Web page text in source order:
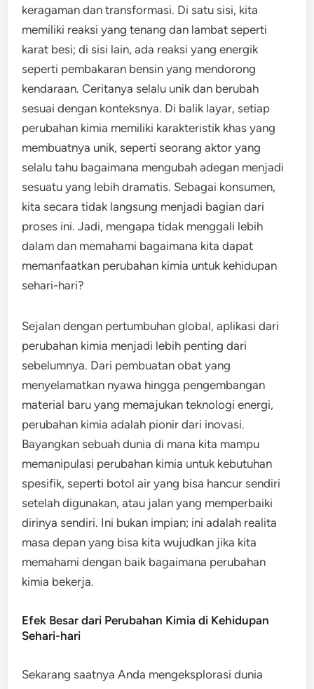
keragaman dan transformasi. Di satu sisi, kita
memiliki reaksi yang tenang dan lambat seperti
karat besi; di sisi lain, ada reaksi yang energik
seperti pembakaran bensin yang mendorong
kendaraan. Ceritanya selalu unik dan berubah
sesuai dengan konteksnya. Di balik layar, setiap
perubahan kimia memiliki karakteristik khas yang
membuatnya unik, seperti seorang aktor yang
selalu tahu bagaimana mengubah adegan menjadi
sesuatu yang lebih dramatis. Sebagai konsumen,
kita secara tidak langsung menjadi bagian dari
proses ini. Jadi, mengapa tidak menggali lebih
dalam dan memahami bagaimana kita dapat
memanfaatkan perubahan kimia untuk kehidupan
sehari-hari?
Sejalan dengan pertumbuhan global, aplikasi dari
perubahan kimia menjadi lebih penting dari
sebelumnya. Dari pembuatan obat yang
menyelamatkan nyawa hingga pengembangan
material baru yang memajukan teknologi energi,
perubahan kimia adalah pionir dari inovasi.
Bayangkan sebuah dunia di mana kita mampu
memanipulasi perubahan kimia untuk kebutuhan
spesifik, seperti botol air yang bisa hancur sendiri
setelah digunakan, atau jalan yang memperbaiki
dirinya sendiri. Ini bukan impian; ini adalah realita
masa depan yang bisa kita wujudkan jika kita
memahami dengan baik bagaimana perubahan
kimia bekerja.
Efek Besar dari Perubahan Kimia di Kehidupan
Sehari-hari
Sekarang saatnya Anda mengeksplorasi dunia